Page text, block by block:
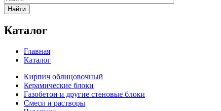
Найти
Каталог
Главная
Каталог
Кирпич облицовочный
Керамические блоки
Газобетон и другие стеновые блоки
Смеси и растворы